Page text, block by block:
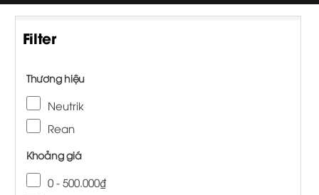
Filter
Thương hiệu
Neutrik
Rean
Khoảng giá
0 - 500.000₫